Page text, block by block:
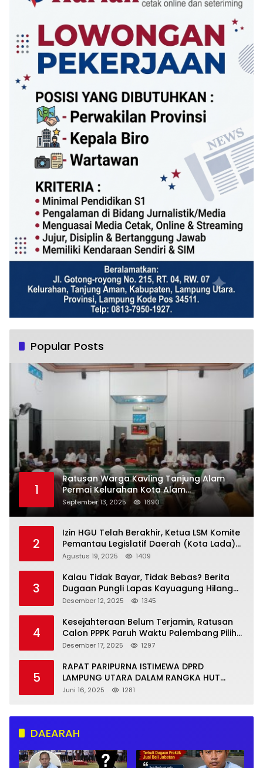
Popular Posts
1
Ratusan Warga Kavling Tanjung Alam
Permai Kelurahan Kota Alam
Memperingati Maulid Nabi
September 13, 2025 1690
2
Izin HGU Telah Berakhir, Ketua LSM Komite
Pemantau Legislatif Daerah (Kota Lada)
Mendesak Eksekutif dan Legislatif Ambil
Agustus 19, 2025 1409
3
Kalau Tidak Bayar, Tidak Bebas? Berita
Dugaan Pungli Lapas Kayuagung Hilang
Secara Misterius
Desember 12, 2025 1345
4
Kesejahteraan Belum Terjamin, Ratusan
Calon PPPK Paruh Waktu Palembang Pilih
Mundur
Desember 17, 2025 1297
5
RAPAT PARIPURNA ISTIMEWA DPRD
LAMPUNG UTARA DALAM RANGKA HUT
KE‑79 KABUPATEN LAMPUNG UTARA
Juni 16, 2025 1281
DAEARAH